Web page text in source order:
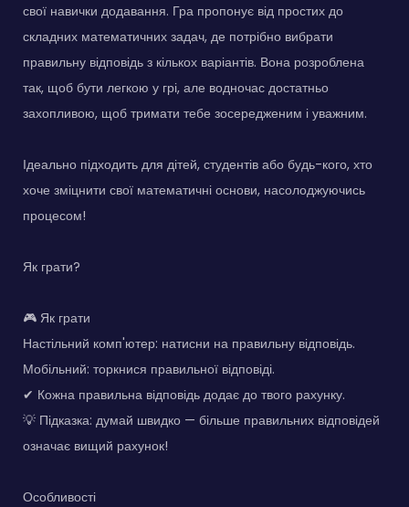
свої навички додавання. Гра пропонує від простих до
складних математичних задач, де потрібно вибрати
правильну відповідь з кількох варіантів. Вона розроблена
так, щоб бути легкою у грі, але водночас достатньо
захопливою, щоб тримати тебе зосередженим і уважним.
Ідеально підходить для дітей, студентів або будь-кого, хто
хоче зміцнити свої математичні основи, насолоджуючись
процесом!
Як грати?
🎮 Як грати
Настільний комп'ютер: натисни на правильну відповідь.
Мобільний: торкнися правильної відповіді.
✔ Кожна правильна відповідь додає до твого рахунку.
💡 Підказка: думай швидко — більше правильних відповідей
означає вищий рахунок!
Особливості